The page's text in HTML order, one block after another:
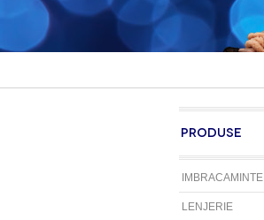
PRODUSE
IMBRACAMINTE
LENJERIE